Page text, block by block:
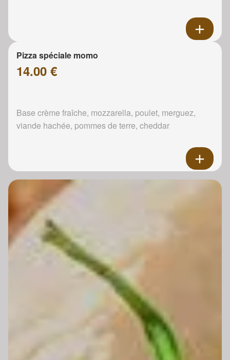
Pizza spéciale momo
14.00 €
Base crème fraîche, mozzarella, poulet, merguez,
viande hachée, pommes de terre, cheddar